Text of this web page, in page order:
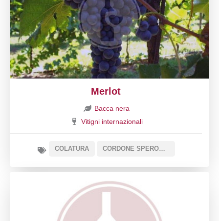
Merlot
Bacca nera
Vitigni internazionali
COLATURA CORDONE SPERONATO